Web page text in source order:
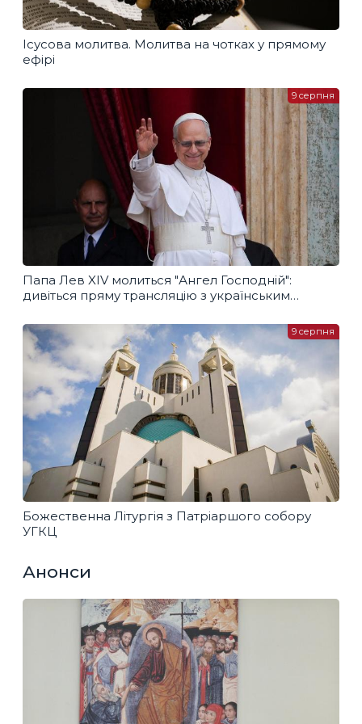
Ісусова молитва. Молитва на чотках у прямому
ефірі
Папа Лев XIV молиться "Ангел Господній":
дивіться пряму трансляцію з українським
9 серпня
Божественна Літургія з Патріаршого собору
УГКЦ
9 серпня
Анонси